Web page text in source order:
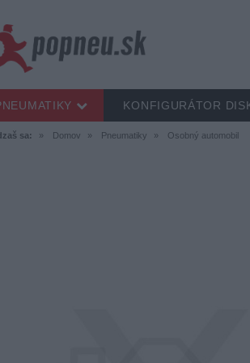
sa: Domov Pneumatiky Osobný automobil
KONFIGURÁTOR